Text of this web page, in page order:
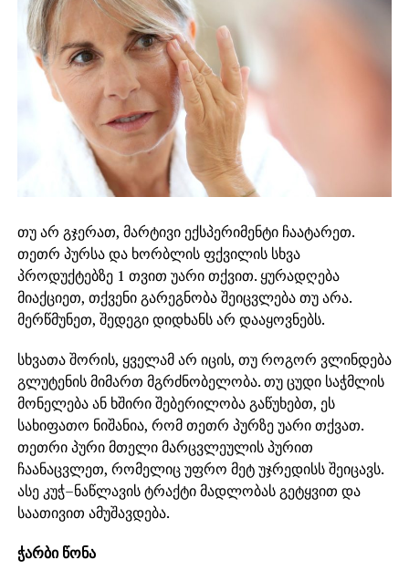
თუ არ გჯერათ, მარტივი ექსპერიმენტი ჩაატარეთ.
თეთრ პურსა და ხორბლის ფქვილის სხვა
პროდუქტებზე 1 თვით უარი თქვით. ყურადღება
მიაქციეთ, თქვენი გარეგნობა შეიცვლება თუ არა.
მერწმუნეთ, შედეგი დიდხანს არ დააყოვნებს.
სხვათა შორის, ყველამ არ იცის, თუ როგორ ვლინდება
გლუტენის მიმართ მგრძნობელობა. თუ ცუდი საჭმლის
მონელება ან ხშირი შებერილობა გაწუხებთ, ეს
სახიფათო ნიშანია, რომ თეთრ პურზე უარი თქვათ.
თეთრი პური მთელი მარცვლეულის პურით
ჩაანაცვლეთ, რომელიც უფრო მეტ უჯრედისს შეიცავს.
ასე კუჭ–ნაწლავის ტრაქტი მადლობას გეტყვით და
საათივით ამუშავდება.
ჭარბი წონა